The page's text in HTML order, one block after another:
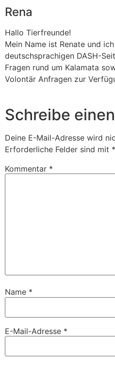
Rena
Hallo Tierfreunde!
Mein Name ist Renate und
deutschsprachigen DASH-
Fragen rund um Kalamata
Volontär Anfragen zur
Schreibe
Deine E-Mail-Adresse wird
Erforderliche Felder sind mit *
Kommentar *
Name *
E-Mail-Adresse *